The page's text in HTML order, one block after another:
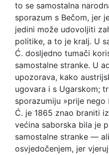
to se samostalna
sporazum s Bečom, jer
jedini može udovoljiti
politike, a to je kralj. U
Ć. dosljedno tumači
samostalne stranke. U
upozorava, kako
ugovara i s Ugarskom;
sporazumiju »prije
Ć. je 1865 znao braniti
većina saborska bila je
samostalne stranke —
osvjedočenjem, jer